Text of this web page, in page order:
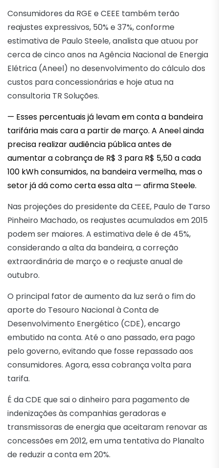
Consumidores da RGE e CEEE também terão
reajustes expressivos, 50% e 37%, conforme
estimativa de Paulo Steele, analista que atuou por
cerca de cinco anos na Agência Nacional de Energia
Elétrica (Aneel) no desenvolvimento do cálculo dos
custos para concessionárias e hoje atua na
consultoria TR Soluções.
— Esses percentuais já levam em conta a bandeira
tarifária mais cara a partir de março. A Aneel ainda
precisa realizar audiência pública antes de
aumentar a cobrança de R$ 3 para R$ 5,50 a cada
100 kWh consumidos, na bandeira vermelha, mas o
setor já dá como certa essa alta — afirma Steele.
Nas projeções do presidente da CEEE, Paulo de Tarso
Pinheiro Machado, os reajustes acumulados em 2015
podem ser maiores. A estimativa dele é de 45%,
considerando a alta da bandeira, a correção
extraordinária de março e o reajuste anual de
outubro.
O principal fator de aumento da luz será o fim do
aporte do Tesouro Nacional à Conta de
Desenvolvimento Energético (CDE), encargo
embutido na conta. Até o ano passado, era pago
pelo governo, evitando que fosse repassado aos
consumidores. Agora, essa cobrança volta para
tarifa.
É da CDE que sai o dinheiro para pagamento de
indenizações às companhias geradoras e
transmissoras de energia que aceitaram renovar as
concessões em 2012, em uma tentativa do Planalto
de reduzir a conta em 20%.